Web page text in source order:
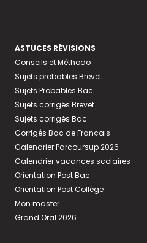
ASTUCES RÉVISIONS
Conseils et Méthodo
Sujets probables Brevet
Sujets Probables Bac
Sujets corrigés Brevet
Sujets corrigés Bac
Corrigés Bac de Français
Calendrier Parcoursup 2026
Calendrier vacances scolaires
Orientation Post Bac
Orientation Post Collège
Mon master
Grand Oral 2026